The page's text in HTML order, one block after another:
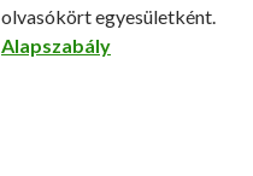
olvasókört egyesületként.
Alapszabály